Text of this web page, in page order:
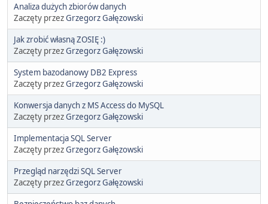
Analiza dużych zbiorów danych
Zaczęty przezGrzegorz Gałęzowski
Jak zrobić własną ZOSIĘ :)
Zaczęty przezGrzegorz Gałęzowski
System bazodanowy DB2 Express
Zaczęty przezGrzegorz Gałęzowski
Konwersja danych z MS Access do MySQL
Zaczęty przezGrzegorz Gałęzowski
Implementacja SQL Server
Zaczęty przezGrzegorz Gałęzowski
Przegląd narzędzi SQL Server
Zaczęty przezGrzegorz Gałęzowski